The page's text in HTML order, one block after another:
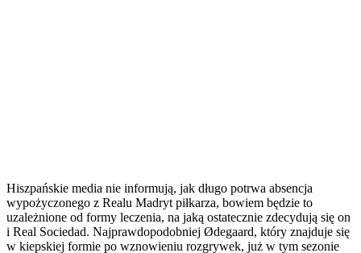
Hiszpańskie media nie informują, jak długo potrwa absencja
wypożyczonego z Realu Madryt piłkarza, bowiem będzie to
uzależnione od formy leczenia, na jaką ostatecznie zdecydują się on
i Real Sociedad. Najprawdopodobniej Ødegaard, który znajduje się
w kiepskiej formie po wznowieniu rozgrywek, już w tym sezonie